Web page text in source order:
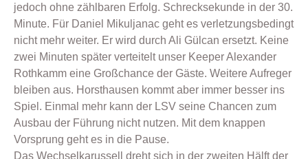
jedoch ohne zählbaren Erfolg. Schrecksekunde in der 30.
Minute. Für Daniel Mikuljanac geht es verletzungsbedingt
nicht mehr weiter. Er wird durch Ali Gülcan ersetzt. Keine
zwei Minuten später verteitelt unser Keeper Alexander
Rothkamm eine Großchance der Gäste. Weitere Aufreger
bleiben aus. Horsthausen kommt aber immer besser ins
Spiel. Einmal mehr kann der LSV seine Chancen zum
Ausbau der Führung nicht nutzen. Mit dem knappen
Vorsprung geht es in die Pause.
Das Wechselkarussell dreht sich in der zweiten Hälft der